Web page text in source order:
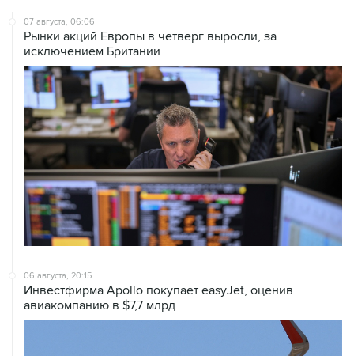
07 августа, 06:06
Рынки акций Европы в четверг выросли, за
исключением Британии
06 августа, 20:15
Инвестфирма Apollo покупает easyJet, оценив
авиакомпанию в $7,7 млрд